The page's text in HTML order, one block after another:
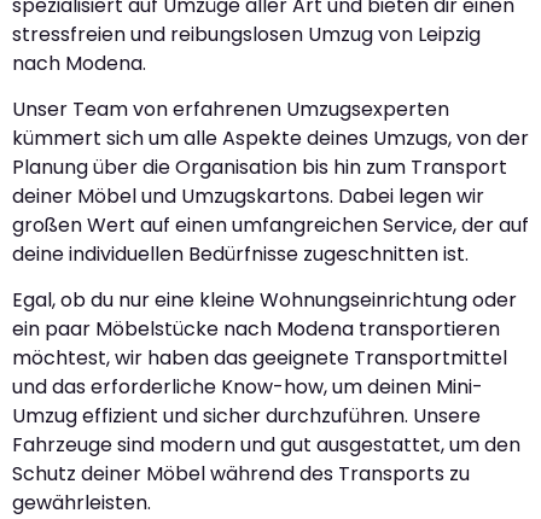
stressfreien und reibungslosen Umzug von Leipzig
nach Modena.
Unser Team von erfahrenen Umzugsexperten
kümmert sich um alle Aspekte deines Umzugs, von der
Planung über die Organisation bis hin zum Transport
deiner Möbel und Umzugskartons. Dabei legen wir
großen Wert auf einen umfangreichen Service, der auf
deine individuellen Bedürfnisse zugeschnitten ist.
Egal, ob du nur eine kleine Wohnungseinrichtung oder
ein paar Möbelstücke nach Modena transportieren
möchtest, wir haben das geeignete Transportmittel
und das erforderliche Know-how, um deinen Mini-
Umzug effizient und sicher durchzuführen. Unsere
Fahrzeuge sind modern und gut ausgestattet, um den
Schutz deiner Möbel während des Transports zu
gewährleisten.